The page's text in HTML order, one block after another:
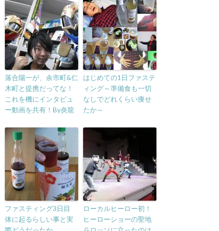
落合陽一が、余市町&仁
木町と提携だってな！
これを機にインタビュ
ー動画を共有！By炎龍
はじめての1日ファステ
ィング～準備食も一切
なしでどれくらい痩せ
たか～
ファスティング3日目
体に起るらしい事と実
ローカルヒーロー初！
ヒーローショーの聖地